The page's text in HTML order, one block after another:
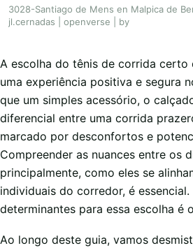
3028-Santiago de Mens en Malpica de
jl.cernadas | openverse | by
A escolha do tênis de corrida certo
uma experiência positiva e segura
que um simples acessório, o
diferencial entre uma corrida
marcado por desconfortos e
Compreender as nuances entre os
principalmente, como eles se
individuais do corredor, é
determinantes para essa escolha é
Ao longo deste guia, vamos